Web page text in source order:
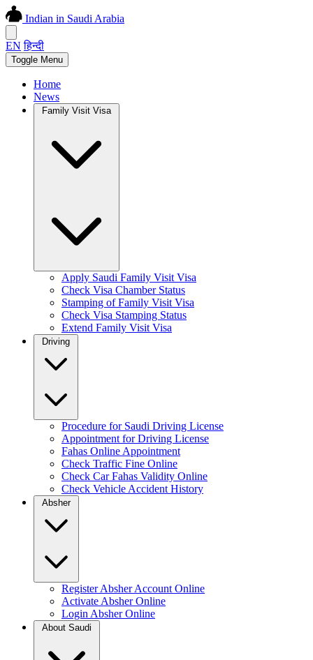
Indian in Saudi Arabia
EN हिन्दी
Toggle Menu
Home
News
Family Visit Visa
Apply Saudi Family Visit Visa
Check Visa Chamber Status
Stamping of Family Visit Visa
Check Visa Stamping Status
Extend Family Visit Visa
Procedure for Saudi Driving License
Appointment for Driving License
Fahas Online Appointment
Check Traffic Fine Online
Check Car Fahas Validity Online
Check Vehicle Accident History
Absher
Register Absher Account Online
Activate Absher Online
Login Absher Online